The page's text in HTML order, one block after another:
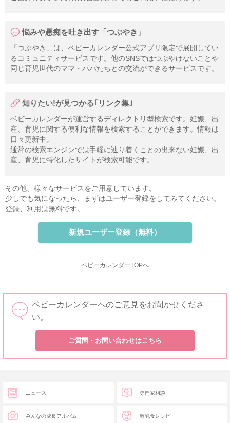
悩みや愚痴を吐き出す「つぶやき」
「つぶやき」は、ベビーカレンダー公式アプリ限定で展開してい
るコミュニティサービスです。他のSNSではつぶやけないことや
同じ育児世代のママ・パパたちとの交流ができるサービスです。
知りたい!が見つかる｢リンク集｣
ベビーカレンダーが運営するディレクトリ型検索です。妊娠、出
産、育児に関する便利な情報を検索することができます。情報は
日々更新中。
通常の検索エンジンでは手軽に辿り着くことの出来ない妊娠、出
産、育児に特化したサイトが検索可能です。
その他、様々なサービスをご用意しています。
少しでも気になったら、まずはユーザー登録をしてみてください。
登録、利用は無料です。
新規ユーザー登録（無料）
ベビーカレンダーTOPへ
ベビーカレンダーへのご意見をお聞かせくださ
い。
ご質問・お問い合わせはこちら
ニュース
みんなの成長アルバム
専門家相談
離乳食レシピ